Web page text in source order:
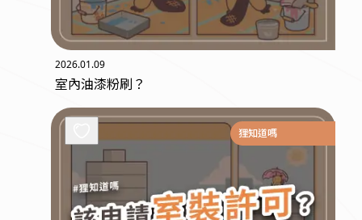
2026.01.09
室內油漆粉刷？
狸知道嗎